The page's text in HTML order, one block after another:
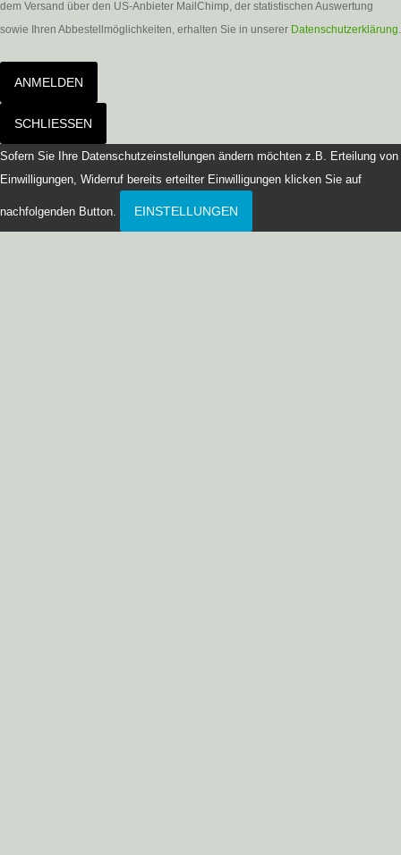
dem Versand über den US-Anbieter MailChimp, der statistischen Auswertung
sowie Ihren Abbestellmöglichkeiten, erhalten Sie in unserer Datenschutzerklärung.
ANMELDEN
SCHLIESSEN
Sofern Sie Ihre Datenschutzeinstellungen ändern möchten z.B. Erteilung von
Einwilligungen, Widerruf bereits erteilter Einwilligungen klicken Sie auf
nachfolgenden Button. EINSTELLUNGEN